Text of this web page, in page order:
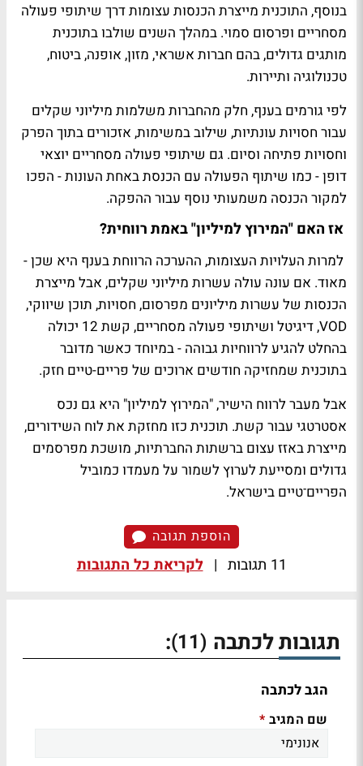
בנוסף, התוכנית מייצרת הכנסות עצומות דרך שיתופי פעולה
מסחריים ופרסום סמוי. במהלך השנים שולבו בתוכנית
מותגים גדולים, בהם חברות אשראי, מזון, אופנה, ביטוח,
טכנולוגיה ותיירות.
לפי גורמים בענף, חלק מהחברות משלמות מיליוני שקלים
עבור חסויות עונתיות, שילוב במשימות, אזכורים בתוך הפרק
וחסויות פתיחה וסיום. גם שיתופי פעולה מסחריים יוצאי
דופן - כמו שיתוף הפעולה עם הכנסת באחת העונות - הפכו
למקור הכנסה משמעותי נוסף עבור ההפקה.
אז האם "המירוץ למיליון" באמת רווחית?
למרות העלויות העצומות, ההערכה הרווחת בענף היא שכן -
מאוד. אם עונה עולה עשרות מיליוני שקלים, אבל מייצרת
הכנסות של עשרות מיליונים מפרסום, חסויות, תוכן שיווקי,
VOD, דיגיטל ושיתופי פעולה מסחריים, קשת 12 יכולה
בהחלט להגיע לרווחיות גבוהה - במיוחד כאשר מדובר
בתוכנית שמחזיקה חודשים ארוכים של פריים-טיים חזק.
אבל מעבר לרווח הישיר, "המירוץ למיליון" היא גם נכס
אסטרטגי עבור קשת. תוכנית כזו מחזקת את לוח השידורים,
מייצרת באזז עצום ברשתות החברתיות, מושכת מפרסמים
גדולים ומסייעת לערוץ לשמור על מעמדו כמוביל
הפריים־טיים בישראל.
הוספת תגובה
11 תגובות | לקריאת כל התגובות
תגובות לכתבה (11)
:
הגב לכתבה
שם המגיב *